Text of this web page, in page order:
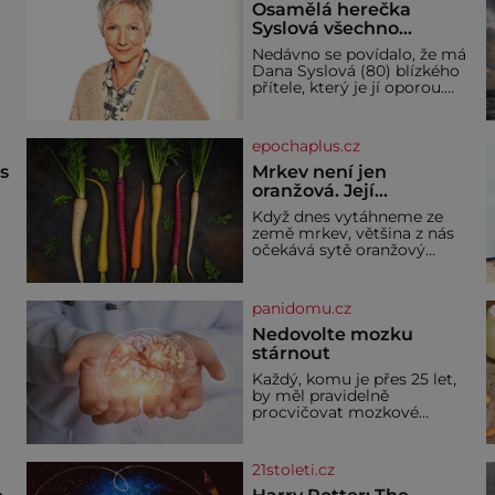
Osamělá herečka
Syslová všechno
vzdala?
Nedávno se povídalo, že má
Dana Syslová (80) blízkého
přítele, který je jí oporou.
čím dál častěji mluví o
svém odchodu. Dohnala ji
snad samota? Půs
epochaplus.cz
Mrkev není jen
oranžová. Její
neuvěřitelný příběh
začíná fialovou barvou
Když dnes vytáhneme ze
země mrkev, většina z nás
očekává sytě oranžový
možné, jen ne oranžová. Je
fialová, žlutá, bílá, někdy
dokonce téměř černá. Až
díky stovkám let pečlivého
šlechtění se z ní stává
zelenina, bez které si českou
zahradu ani nedokážeme
představit. Její příběh je
panidomu.cz
Nedovolte mozku
stárnout
Každý, komu je přes 25 let,
by měl pravidelně
procvičovat mozkové
paměť. Možná máte
problém vzpomenout si na
21stoleti.cz